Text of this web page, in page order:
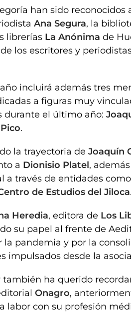
han sido
Ana Segura, la
librerías La Anónima de
los escritores y
incluirá además tres
a figuras muy
durante el último año:
.
la trayectoria de Joaquín
a Dionisio Platel,
a través de entidades
de Estudios del Jiloca.
Heredia, editora de Los
su papel al frente de
la pandemia y por la
impulsados desde la
ha querido
Onagro,
labor con su profesión